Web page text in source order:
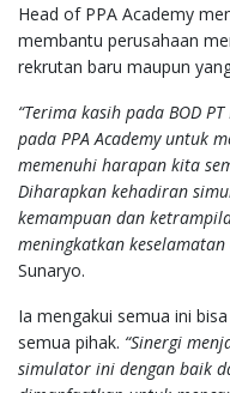
Head of PPA Academy
membantu perusahaan
rekrutan baru maupun
“Terima kasih pada BOD
pada PPA Academy untuk
memenuhi harapan kita
Diharapkan kehadiran
kemampuan dan
meningkatkan
Sunaryo.
Ia mengakui semua ini
semua pihak. “Sinergi
simulator ini dengan baik